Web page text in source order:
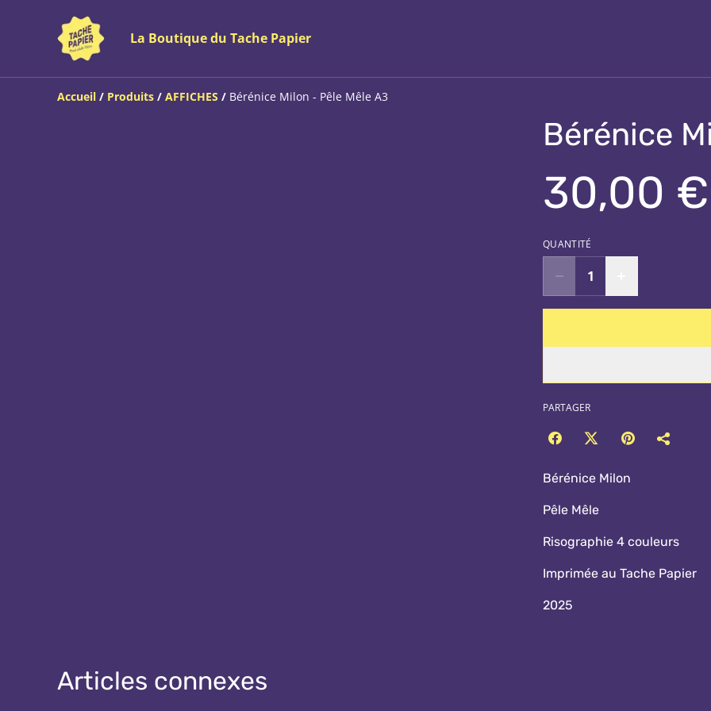
La Boutique du Tache Papier
Accueil / Produits / AFFICHES / Bérénice Milon - Pêle Mêle A3
Bérénice
30,00 €
QUANTITÉ
PARTAGER
Bérénice Milon
Pêle Mêle
Risographie 4 couleurs
Imprimée au Tache Papier
2025
Articles connexes